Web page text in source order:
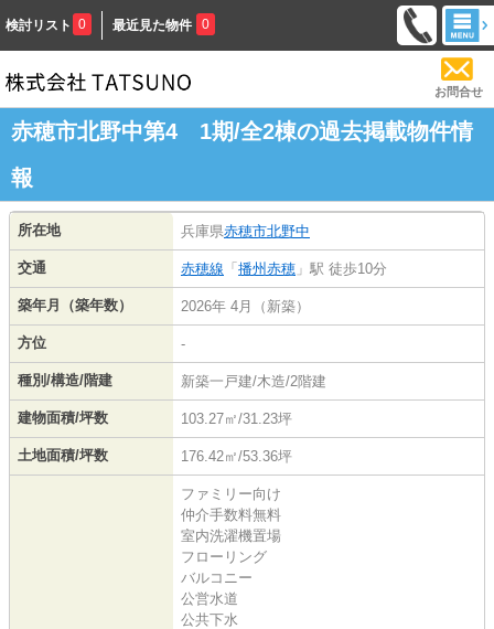
検討リスト 0 最近見た物件 0
お問合せ
赤穂市北野中第4 1期/全2棟の過去掲載物件情
報
所在地 兵庫県赤穂市北野中
交通 赤穂線 「 播州赤穂 」駅 徒歩10分
築年月（築年数） 2026年 4月（新築）
方位 -
種別/構造/階建 新築一戸建/木造/2階建
建物面積/坪数 103.27㎡/31.23坪
土地面積/坪数 176.42㎡/53.36坪
ファミリー向け
仲介手数料無料
室内洗濯機置場
フローリング
バルコニー
公営水道
公共下水